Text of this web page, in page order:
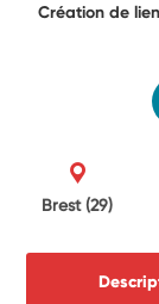
Création de
Brest(29)